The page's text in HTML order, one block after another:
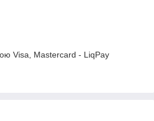
Visa, Mastercard - LiqPay